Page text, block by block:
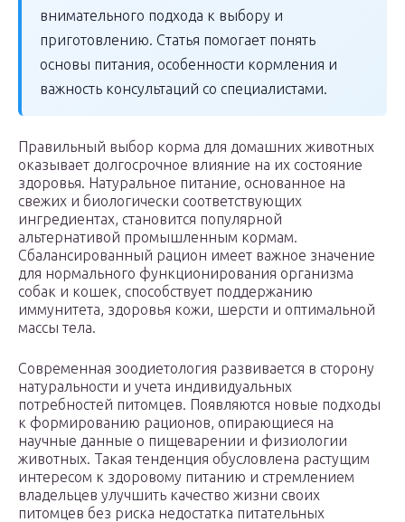
внимательного подхода к выбору и
приготовлению. Статья помогает понять
основы питания, особенности кормления и
важность консультаций со специалистами.
Правильный выбор корма для домашних животных
оказывает долгосрочное влияние на их состояние
здоровья. Натуральное питание, основанное на
свежих и биологически соответствующих
ингредиентах, становится популярной
альтернативой промышленным кормам.
Сбалансированный рацион имеет важное значение
для нормального функционирования организма
собак и кошек, способствует поддержанию
иммунитета, здоровья кожи, шерсти и оптимальной
массы тела.
Современная зоодиетология развивается в сторону
натуральности и учета индивидуальных
потребностей питомцев. Появляются новые подходы
к формированию рационов, опирающиеся на
научные данные о пищеварении и физиологии
животных. Такая тенденция обусловлена растущим
интересом к здоровому питанию и стремлением
владельцев улучшить качество жизни своих
питомцев без риска недостатка питательных